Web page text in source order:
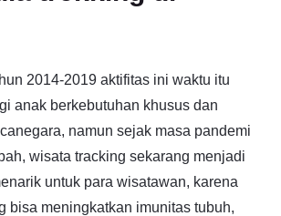
2014-2019 aktifitas ini waktu itu
anak berkebutuhan khusus dan
namun sejak masa pandemi
wisata tracking sekarang menjadi
untuk para wisatawan, karena
bisa meningkatkan imunitas tubuh,